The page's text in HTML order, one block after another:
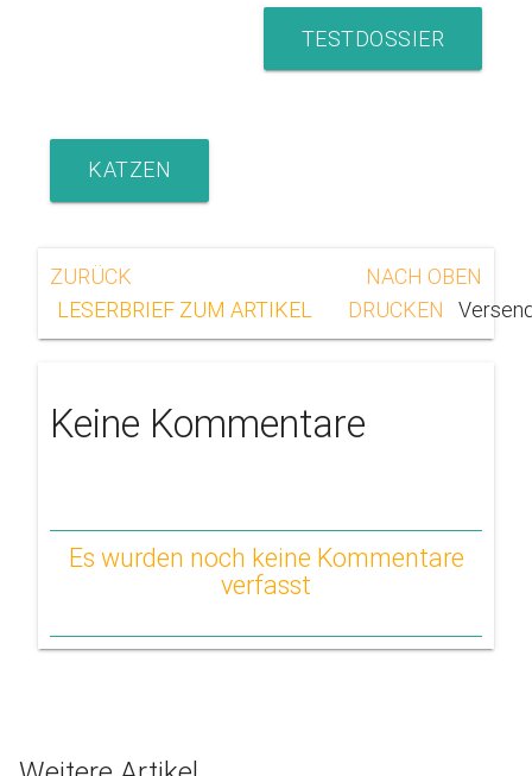
TESTDOSSIER
KATZEN
ZURÜCK
DRUCKEN
NACH OBEN
Keine Kommentare
Es wurden noch keine Kommentare
verfasst